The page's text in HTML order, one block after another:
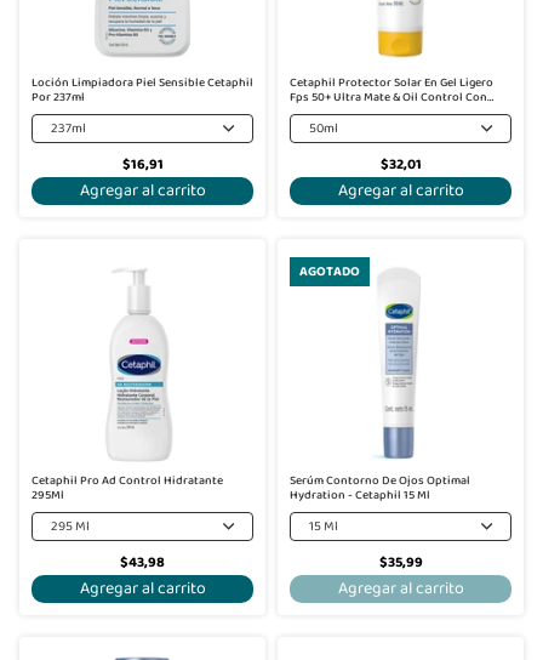
Loción Limpiadora Piel Sensible Cetaphil
Por 237ml
237ml
$16,91
Agregar al carrito
Cetaphil Protector Solar En Gel Ligero
Fps 50+ Ultra Mate & Oil Control Con
Color 50Ml
50ml
$32,01
Agregar al carrito
Cetaphil Pro Ad Control Hidratante
295Ml
295 Ml
$43,98
Agregar al carrito
AGOTADO
Serúm Contorno De Ojos Optimal
Hydration - Cetaphil 15 Ml
15 Ml
$35,99
Agregar al carrito